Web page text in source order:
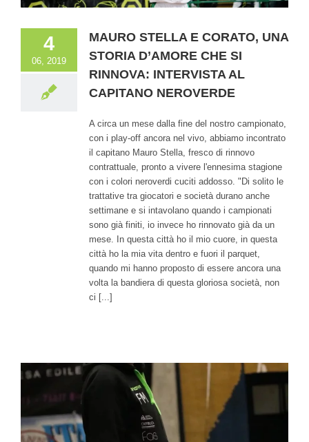
4
06, 2019
MAURO STELLA E CORATO, UNA
STORIA D’AMORE CHE SI
RINNOVA: INTERVISTA AL
CAPITANO NEROVERDE
A circa un mese dalla fine del nostro campionato,
con i play-off ancora nel vivo, abbiamo incontrato
il capitano Mauro Stella, fresco di rinnovo
contrattuale, pronto a vivere l'ennesima stagione
con i colori neroverdi cuciti addosso. "Di solito le
trattative tra giocatori e società durano anche
settimane e si intavolano quando i campionati
sono già finiti, io invece ho rinnovato già da un
mese. In questa città ho il mio cuore, in questa
città ho la mia vita dentro e fuori il parquet,
quando mi hanno proposto di essere ancora una
volta la bandiera di questa gloriosa società, non
ci [...]